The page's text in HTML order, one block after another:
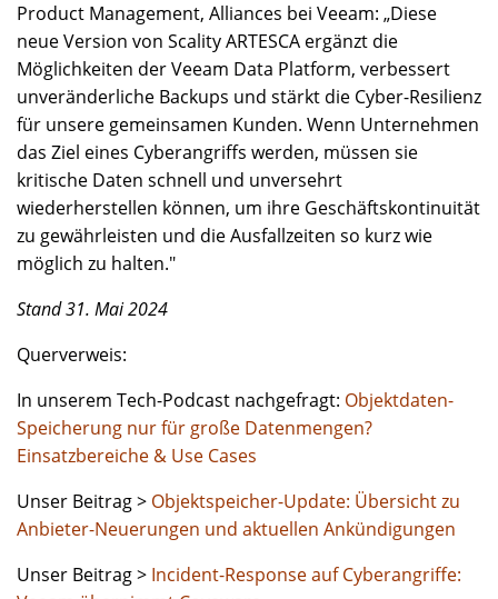
Product Management, Alliances bei Veeam: „Diese
neue Version von Scality ARTESCA ergänzt die
Möglichkeiten der Veeam Data Platform, verbessert
unveränderliche Backups und stärkt die Cyber-Resilienz
für unsere gemeinsamen Kunden. Wenn Unternehmen
das Ziel eines Cyberangriffs werden, müssen sie
kritische Daten schnell und unversehrt
wiederherstellen können, um ihre Geschäftskontinuität
zu gewährleisten und die Ausfallzeiten so kurz wie
möglich zu halten."
Stand 31. Mai 2024
Querverweis:
In unserem Tech-Podcast nachgefragt: Objektdaten-
Speicherung nur für große Datenmengen?
Einsatzbereiche & Use Cases
Unser Beitrag > Objektspeicher-Update: Übersicht zu
Anbieter-Neuerungen und aktuellen Ankündigungen
Unser Beitrag > Incident-Response auf Cyberangriffe: